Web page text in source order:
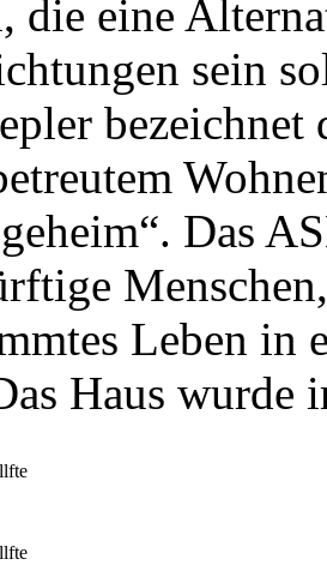
die eine
sein
Das
Leben in
Haus wurde